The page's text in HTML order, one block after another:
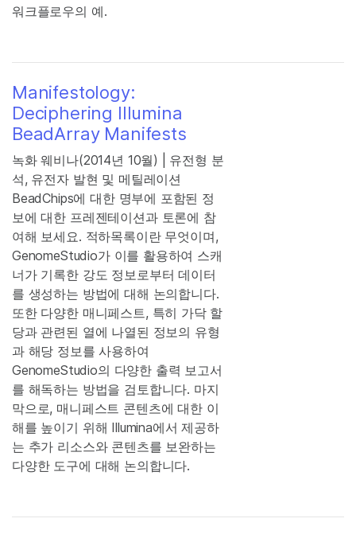
워크플로우의 예.
Manifestology:
Deciphering Illumina
BeadArray Manifests
녹화 웨비나(2014년 10월) | 유전형 분
석, 유전자 발현 및 메틸레이션
BeadChips에 대한 명부에 포함된 정
보에 대한 프레젠테이션과 토론에 참
여해 보세요. 적하목록이란 무엇이며,
GenomeStudio가 이를 활용하여 스캐
너가 기록한 강도 정보로부터 데이터
를 생성하는 방법에 대해 논의합니다.
또한 다양한 매니페스트, 특히 가닥 할
당과 관련된 열에 나열된 정보의 유형
과 해당 정보를 사용하여
GenomeStudio의 다양한 출력 보고서
를 해독하는 방법을 검토합니다. 마지
막으로, 매니페스트 콘텐츠에 대한 이
해를 높이기 위해 Illumina에서 제공하
는 추가 리소스와 콘텐츠를 보완하는
다양한 도구에 대해 논의합니다.